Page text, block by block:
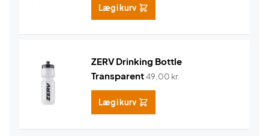
Læg i kurv
ZERV Drinking Bottle
Transparent49,00 kr.
Læg i kurv